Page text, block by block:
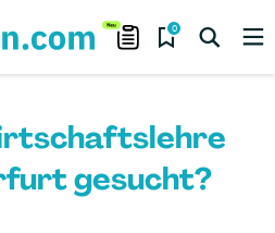
0
gesucht?